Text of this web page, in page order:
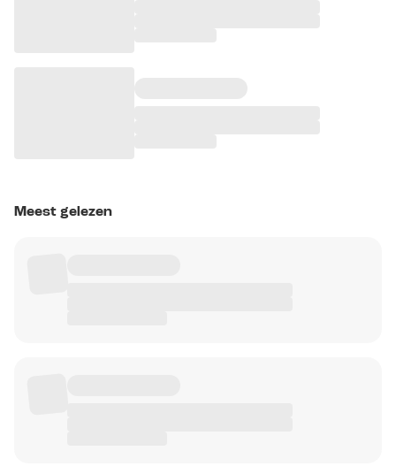
Meest gelezen